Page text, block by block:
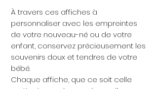
À travers ces affiches à
personnaliser avec les empreintes
de votre nouveau-né ou de votre
enfant, conservez précieusement les
souvenirs doux et tendres de votre
bébé.
Chaque affiche, que ce soit celle